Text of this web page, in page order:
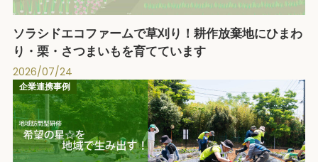
ソラシドエコファームで草刈り！耕作放棄地にひまわ
り・栗・さつまいもを育てています
2026/07/24
企業連携事例